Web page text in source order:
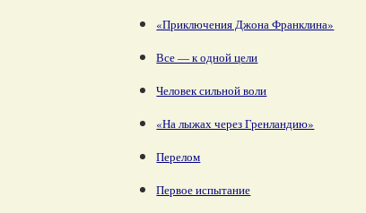
«Приключения Джона Франклина»
Все — к одной цели
Человек сильной воли
«На лыжах через Гренландию»
Перелом
Первое испытание